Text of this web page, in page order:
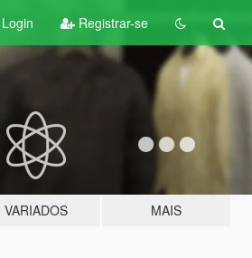
Login Registrar-se
VARIADOS MAIS